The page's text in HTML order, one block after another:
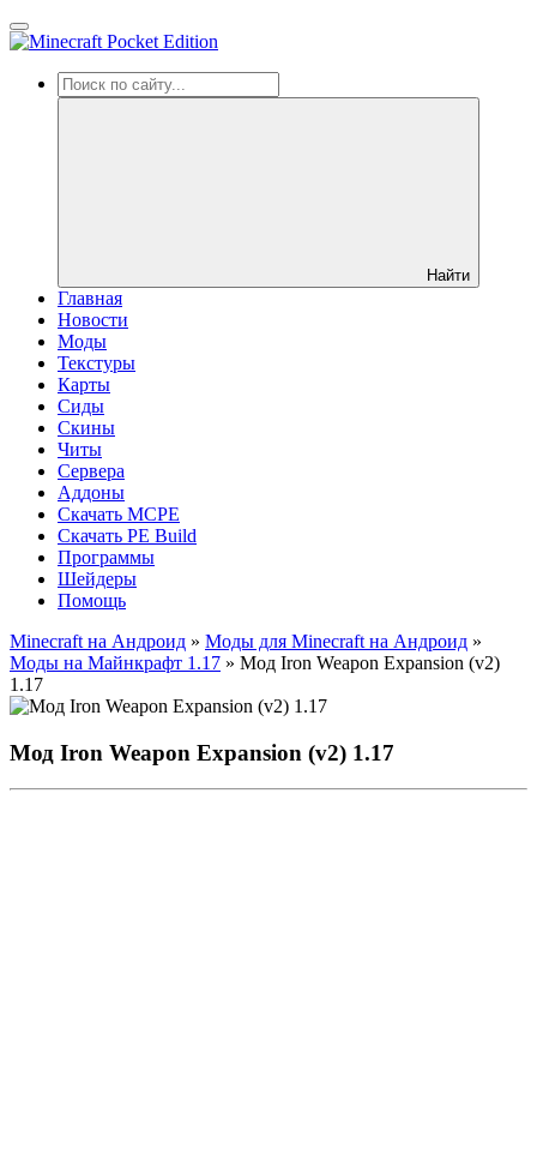
Найти
Главная
Новости
Моды
Текстуры
Карты
Сиды
Cкины
Читы
Сервера
Аддоны
Скачать MCPE
Скачать PE Build
Программы
Шейдеры
Помощь
Minecraft на Андроид » Моды для Minecraft на Андроид »
Моды на Майнкрафт 1.17 » Мод Iron Weapon Expansion (v2)
1.17
Мод Iron Weapon Expansion (v2) 1.17